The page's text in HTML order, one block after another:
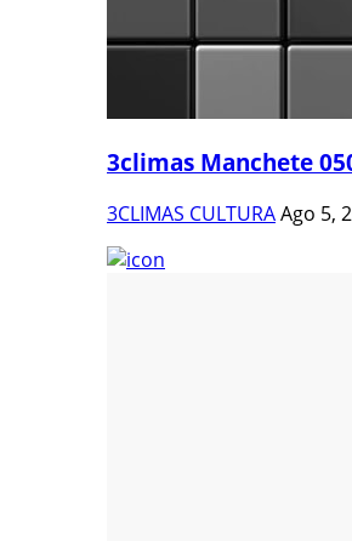
3climas Manchete
3CLIMAS CULTURAAgo 5,